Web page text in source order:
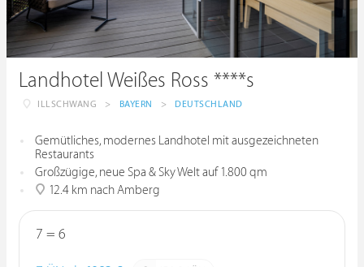
Landhotel Weißes Ross ****s
ILLSCHWANG > BAYERN > DEUTSCHLAND
Gemütliches, modernes Landhotel mit ausgezeichneten
Restaurants
Großzügige, neue Spa & Sky Welt auf 1.800 qm
12.4 km nach Amberg
7 = 6